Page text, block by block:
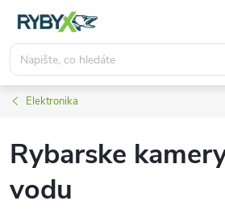
obsah
Elektronika
Rybarske
vodu